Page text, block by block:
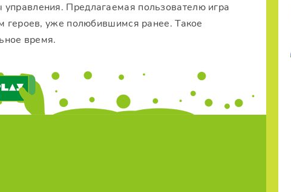
Предлагаемая пользователю игра
героев, уже полюбившимся ранее. Такое
время.